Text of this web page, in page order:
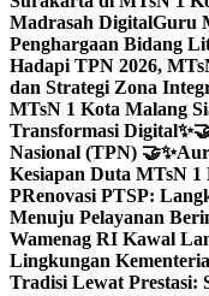
Madrasah DigitalGuru
Penghargaan Bidang
Hadapi TPN 2026,
dan Strategi Zona
MTsN 1 Kota Malang
Transformasi Digital
Nasional (TPN) 🤝✨
Kesiapan Duta MTsN
PRenovasi PTSP:
Menuju Pelayanan
Wamenag RI Kawal
Lingkungan
Tradisi Lewat Prestasi: